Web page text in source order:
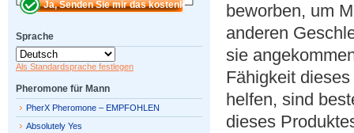
beworben, um
anderen
sie
Fähigkeit
helfen, sind
dieses
Sprache
Als Standardsprache festlegen
Pheromone für Mann
PherX Pheromone – EMPFOHLEN
Absolutely Yes